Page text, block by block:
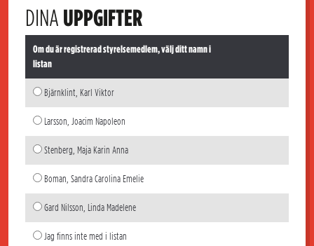
DINA UPPGIFTER
Om du är registrerad styrelsemedlem, välj ditt namn i
listan
Bjärnklint, Karl Viktor
Larsson, Joacim Napoleon
Stenberg, Maja Karin Anna
Boman, Sandra Carolina Emelie
Gard Nilsson, Linda Madelene
Jag finns inte med i listan